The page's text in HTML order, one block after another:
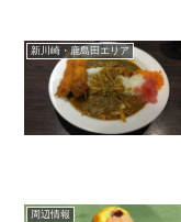
新川崎・鹿島田エリア
周辺情報